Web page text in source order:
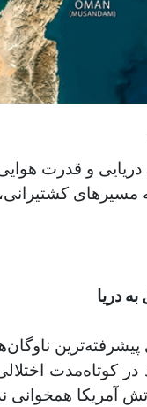
و قدرت
دریا
کوتاه‌مدت
آمریکا همخوانی